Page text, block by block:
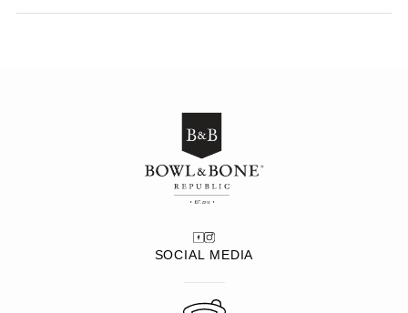
SOCIAL MEDIA